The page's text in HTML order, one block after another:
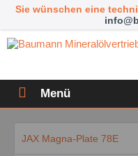
Sie wünschen eine
Menü
JAX Magna-Plate 78E